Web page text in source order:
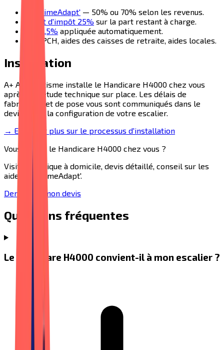
MaPrimeAdapt' — 50% ou 70% selon les revenus.
Crédit d'impôt 25% sur la part restant à charge.
TVA 5,5% appliquée automatiquement.
APA, PCH, aides des caisses de retraite, aides locales.
Installation
A+ Automatisme installe le Handicare H4000 chez vous
après une étude technique sur place. Les délais de
fabrication et de pose vous sont communiqués dans le
devis selon la configuration de votre escalier.
→ En savoir plus sur le processus d'installation
Vous voulez le Handicare H4000 chez vous ?
Visite technique à domicile, devis détaillé, conseil sur les
aides MaPrimeAdapt'.
Demander mon devis
Questions fréquentes
Le Handicare H4000 convient-il à mon escalier ?